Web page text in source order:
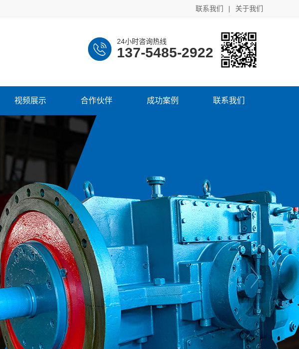
联系我们 | 关于我们
24小时咨询热线
137-5485-2922
视频展示 合作伙伴 成功案例 联系我们